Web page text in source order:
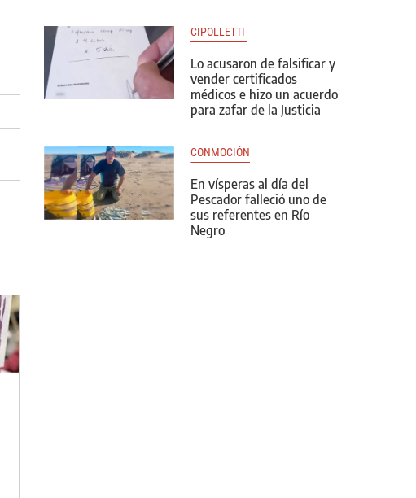
CIPOLLETTI
Lo acusaron de falsificar y
vender certificados
médicos e hizo un acuerdo
para zafar de la Justicia
CONMOCIÓN
En vísperas al día del
Pescador falleció uno de
sus referentes en Río
Negro